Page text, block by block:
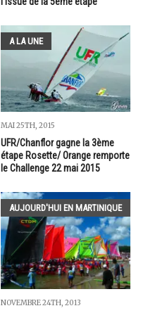
A LA UNE
MAI 25TH, 2015
UFR/Chanflor gagne la 3ème
étape Rosette/ Orange remporte
le Challenge 22 mai 2015
AUJOURD'HUI EN MARTINIQUE
NOVEMBRE 24TH, 2013